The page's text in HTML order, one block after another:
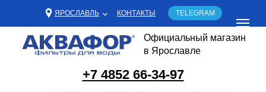
+7 4852 66-34-97
ЯРОСЛАВЛЬ
Официальный магазин
в Ярославле
КОНТАКТЫ TELEGRAM